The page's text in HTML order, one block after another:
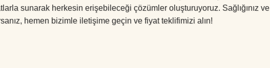
sunarak herkesin erişebileceği çözümler oluşturuyoruz. Sağlığınız ve
hemen bizimle iletişime geçin ve fiyat teklifimizi alın!